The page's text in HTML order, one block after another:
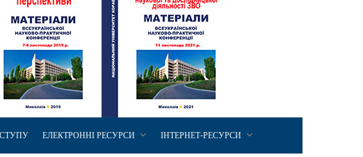
ЕЛЕКТРОННІ РЕСУРСИ ІНТЕРНЕТ-РЕСУРСИ